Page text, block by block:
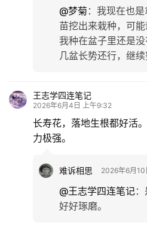
@梦菊 ： 我现在也
苗挖出来栽种，可能
我种在盆子里还是
几盆长势还行，继
王志学四连笔记
2026年6月4日 上午9:32
长寿花，落地生根都好活
力极强。
难诉相思 2026年6月10
@王志学四连笔记：
好好琢磨。